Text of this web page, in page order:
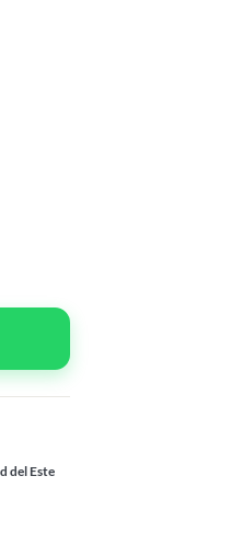
del Este